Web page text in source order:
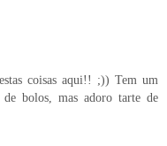
coisas aqui!! ;)) Tem um
bolos, mas adoro tarte de